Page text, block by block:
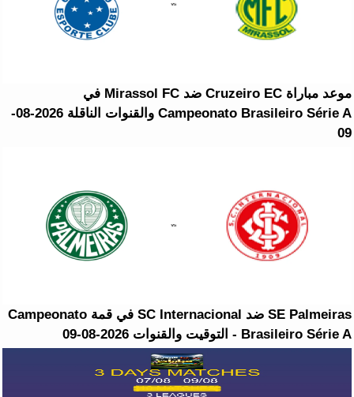
موعد مباراة Cruzeiro EC ضد Mirassol FC في
Campeonato Brasileiro Série A والقنوات الناقلة 2026-08-
09
SE Palmeiras ضد SC Internacional في قمة Campeonato
Brasileiro Série A - التوقيت والقنوات 2026-08-09